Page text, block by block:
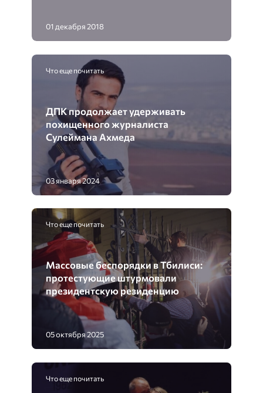
01 декабря 2018
Что еще почитать
ДПК продолжает удерживать
похищенного журналиста
Сулеймана Ахмеда
03 января 2024
Что еще почитать
Массовые беспорядки в Тбилиси:
протестующие штурмовали
президентскую резиденцию
05 октября 2025
Что еще почитать